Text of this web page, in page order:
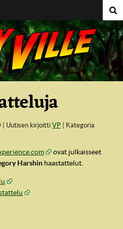
Uutisen kirjoitti VP
Kategoria
ovat julkaisseet
Harshin haastattelut.